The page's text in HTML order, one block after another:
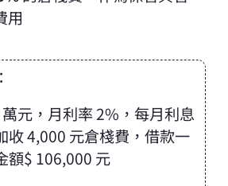
用
元，月利率 2%，每月利息
收 4,000 元倉棧費，借款一
額$ 106,000 元